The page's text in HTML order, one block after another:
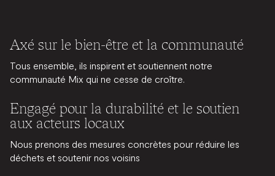
Axé sur le bien-être et la communauté
Tous ensemble, ils inspirent et soutiennent notre
communauté Mix qui ne cesse de croître.
Engagé pour la durabilité et le soutien
aux acteurs locaux
Nous prenons des mesures concrètes pour réduire les
déchets et soutenir nos voisins